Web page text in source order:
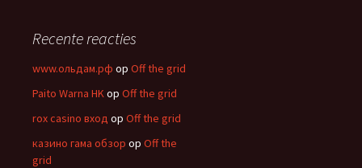
Recente reacties
www.ольдам.рф op Off the grid
Paito Warna HKop Off the grid
rox casino вход op Off the grid
казино гама обзор op Off the
grid